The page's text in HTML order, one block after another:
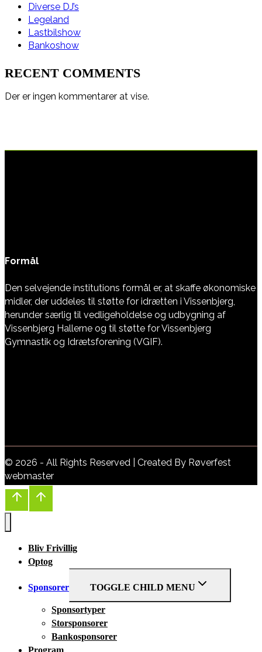
Diverse DJ’s
Legeland
Lastbilshow
Bankoshow
RECENT COMMENTS
Der er ingen kommentarer at vise.
Formål
Den selvejende institutions formål er, at skaffe økonomiske
midler, der uddeles til støtte for idrætten i Vissenbjerg,
herunder særlig til vedligeholdelse og udbygning af
Vissenbjerg Hallerne og til støtte for Vissenbjerg
Gymnastik og Idrætsforening (VGIF).
© 2026 - All Rights Reserved | Created By Røverfest
webmaster
Bliv Frivillig
Optog
Sponsorer TOGGLE CHILD MENU
Sponsortyper
Storsponsorer
Bankosponsorer
Program